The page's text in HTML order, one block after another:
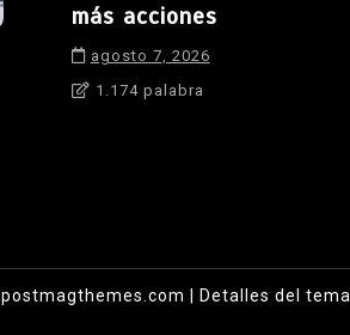
más acciones
agosto 7, 2026
1.174 palabra
postmagthemes.com Detalles del tema